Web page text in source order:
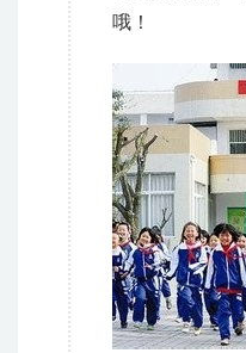
哦！